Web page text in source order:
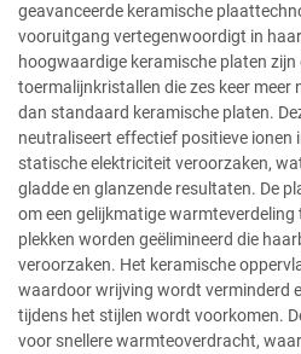
geavanceerde keramische
vooruitgang vertegenwoordigt in
hoogwaardige keramische platen
toermalijnkristallen die zes keer meer
dan standaard keramische platen.
neutraliseert effectief positieve ionen
statische elektriciteit veroorzaken,
gladde en glanzende resultaten. De
om een gelijkmatige
plekken worden geëlimineerd die
veroorzaken. Het keramische
waardoor wrijving wordt verminderd
tijdens het stijlen wordt voorkomen.
voor snellere warmteoverdracht,